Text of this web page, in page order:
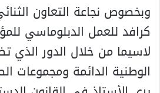
وبخصوص نجاعة التعاون
كرافد للعمل الدبلوماسي
لاسيما من خلال الدور الذي
الوطنية الدائمة ومجموعات